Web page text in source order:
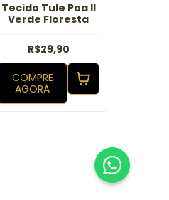
Tecido Tule Poa II
Verde Floresta
R$29,90
COMPRE
AGORA